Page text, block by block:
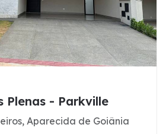
Plenas - Parkville
Aparecida de Goiânia